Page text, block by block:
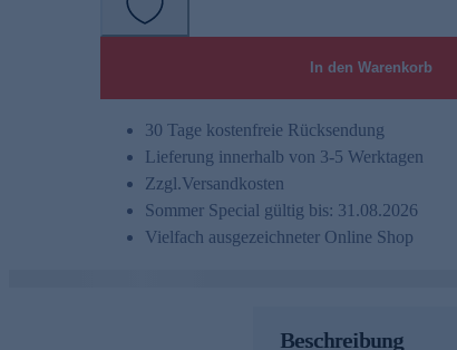
In den Warenkorb
30 Tage kostenfreie Rücksendung
Lieferung innerhalb von 3-5 Werktagen
Zzgl.Versandkosten
Sommer Special gültig bis: 31.08.2026
Vielfach ausgezeichneter Online Shop
Beschreibung